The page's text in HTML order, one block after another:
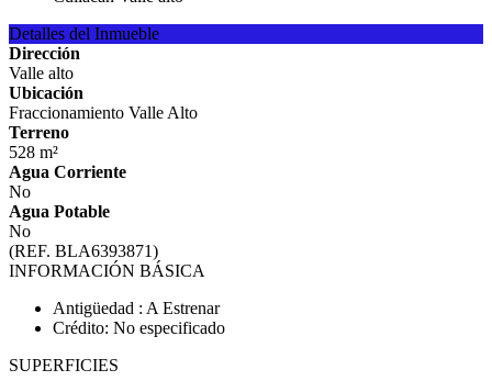
Detalles del Inmueble
Dirección
Valle alto
Ubicación
Fraccionamiento Valle Alto
Terreno
528 m²
Agua Corriente
No
Agua Potable
No
(REF. BLA6393871)
INFORMACIÓN BÁSICA
Antigüedad : A Estrenar
Crédito: No especificado
SUPERFICIES